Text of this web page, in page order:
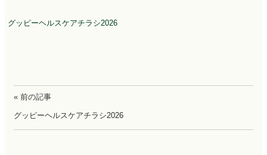
グッピーヘルスケアチラシ2026
« 前の記事
グッピーヘルスケアチラシ2026